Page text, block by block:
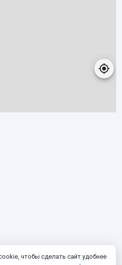
чтобы сделать сайт удобнее